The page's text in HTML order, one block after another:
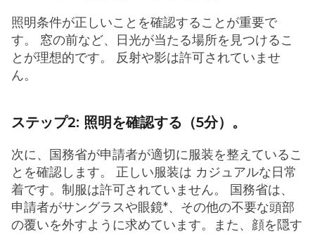
照明条件が正しいことを確認することが重要で
す。 窓の前など、日光が当たる場所を見つけるこ
とが理想的です。 反射や影は許可されていませ
ん。
ステップ2: 照明を確認する（5分）。
次に、国務省が申請者が適切に服装を整えているこ
とを確認します。 正しい服装は カジュアルな日常
着です。制服は許可されていません。 国務省は、
申請者がサングラスや眼鏡*、その他の不要な頭部
の覆いを外すように求めています。また、顔を隠す